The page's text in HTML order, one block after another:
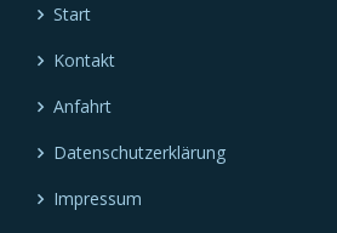
Start
Kontakt
Anfahrt
Datenschutzerklärung
Impressum